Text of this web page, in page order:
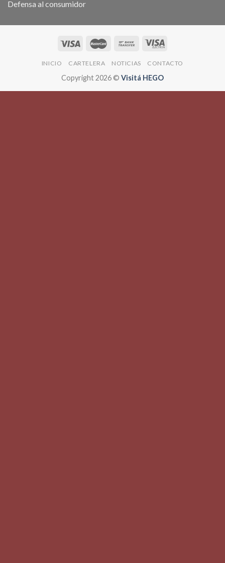
Defensa al consumidor
INICIO CARTELERA NOTICIAS CONTACTO
Copyright 2026 © Visitá HEGO